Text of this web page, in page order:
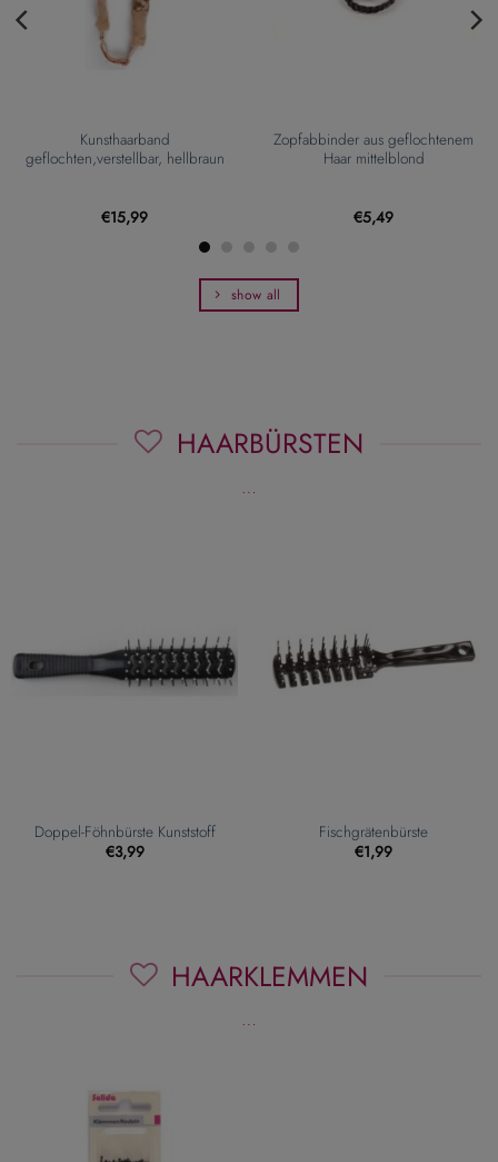
Zopfabbinder aus geflochtenem
Haar hellbraun
Saison-Highlight:
Haar – mehrreihig –
show all
HAARBÜRSTEN
…
Doppel-Föhnbürste Kunststoff
€3,99
Fischgrätenbürste
€1,99
HAARKLEMMEN
…